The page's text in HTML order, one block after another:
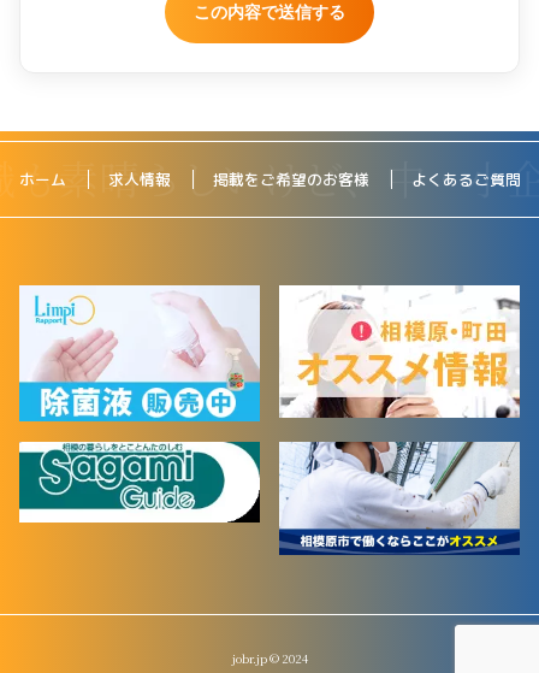
ホーム 求人情報 掲載をご希望のお客様 よくあるご質問
jobr.jp © 2024